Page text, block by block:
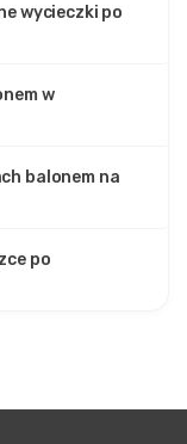
wycieczki po
w
balonem na
po